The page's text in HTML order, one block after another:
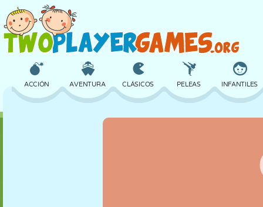
ACCIÓN AVENTURA CLÁSICOS PELEAS INFANTILES